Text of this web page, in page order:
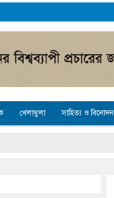
খেলাধুলা সাহিত্য ও বিনোদন